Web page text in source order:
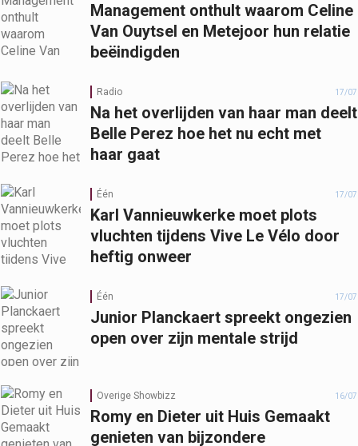
Management onthult waarom Celine
Van Ouytsel en Metejoor hun relatie
beëindigden
Radio 17/07
Na het overlijden van haar man deelt
Belle Perez hoe het nu echt met
haar gaat
Één 17/07
Karl Vannieuwkerke moet plots
vluchten tijdens Vive Le Vélo door
heftig onweer
Één 17/07
Junior Planckaert spreekt ongezien
open over zijn mentale strijd
Overige Showbizz 16/07
Romy en Dieter uit Huis Gemaakt
genieten van bijzondere